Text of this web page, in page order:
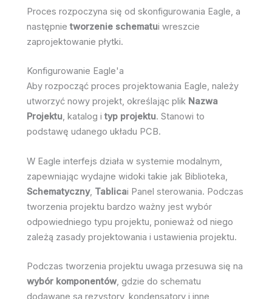
Proces rozpoczyna się od skonfigurowania Eagle, a
następnie tworzenie schematui wreszcie
zaprojektowanie płytki.
Konfigurowanie Eagle'a
Aby rozpocząć proces projektowania Eagle, należy
utworzyć nowy projekt, określając plik Nazwa
Projektu, katalog i typ projektu. Stanowi to
podstawę udanego układu PCB.
W Eagle interfejs działa w systemie modalnym,
zapewniając wydajne widoki takie jak Biblioteka,
Schematyczny, Tablicai Panel sterowania. Podczas
tworzenia projektu bardzo ważny jest wybór
odpowiedniego typu projektu, ponieważ od niego
zależą zasady projektowania i ustawienia projektu.
Podczas tworzenia projektu uwaga przesuwa się na
wybór komponentów, gdzie do schematu
dodawane są rezystory, kondensatory i inne